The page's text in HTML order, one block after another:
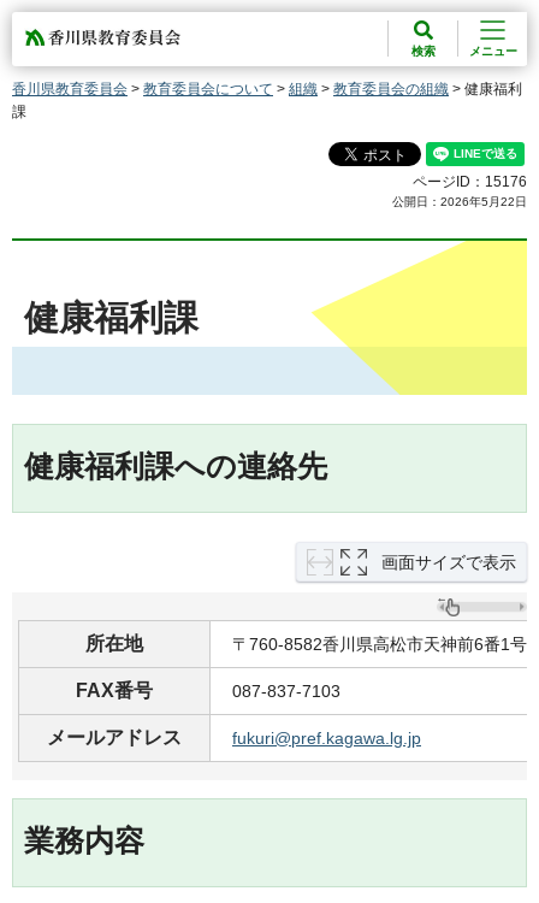
香川県教育委員会
検索 メニュー
香川県教育委員会 > 教育委員会について > 組織 > 教育委員会の組織 > 健康福利
課
ページID：15176
公開日：2026年5月22日
健康福利課
健康福利課への連絡先
画面サイズで表示
所在地 〒760-8582香川県高松市天神前6番1号
FAX番号 087-837-7103
メールアドレス fukuri@pref.kagawa.lg.jp
業務内容